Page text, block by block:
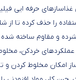
امکان مخلوط کردن و